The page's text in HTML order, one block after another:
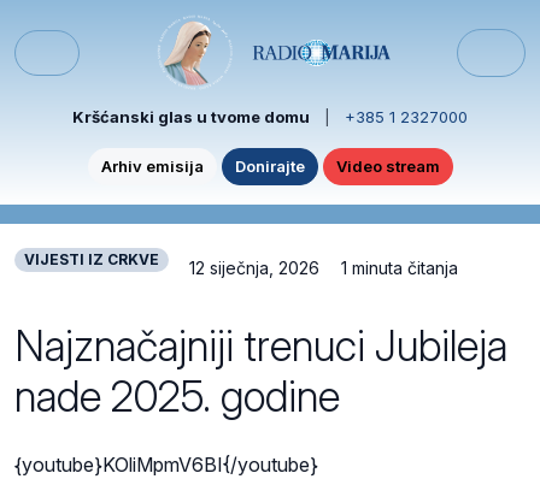
Menu
Kršćanski glas u tvome domu +385 1 2327000
Arhiv emisija Donirajte Video stream
VIJESTI IZ CRKVE 12 siječnja, 2026 1 minuta čitanja
Najznačajniji trenuci Jubileja
nade 2025. godine
{youtube}KOliMpmV6BI{/youtube}